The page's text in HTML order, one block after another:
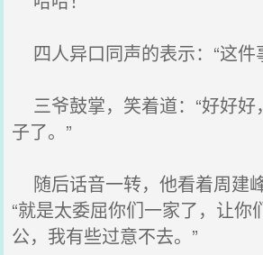
四人异口同声的表示：“这件
三爷鼓掌，笑着道：“好好好
子了。”
随后话音一转，他看着周建
“就是太委屈你们一家了，让你
公，我有些过意不去。”